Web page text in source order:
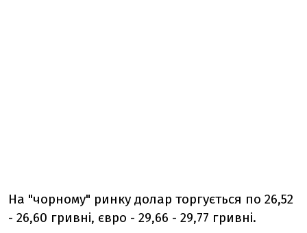
На "чорному" ринку долар торгується по 26,52
- 26,60 гривні, євро - 29,66 - 29,77 гривні.